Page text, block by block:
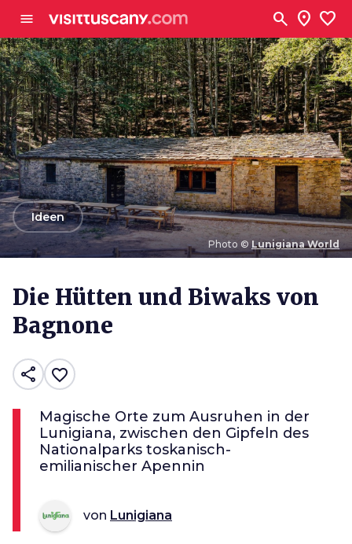
menu search location_on favorite
Photo © Lunigiana World
arrow_backIdeen
Die Hütten und Biwaks von
Bagnone
share favorite_border
Magische Orte zum Ausruhen in der
Lunigiana, zwischen den Gipfeln des
Nationalparks toskanisch-
emilianischer Apennin
von Lunigiana